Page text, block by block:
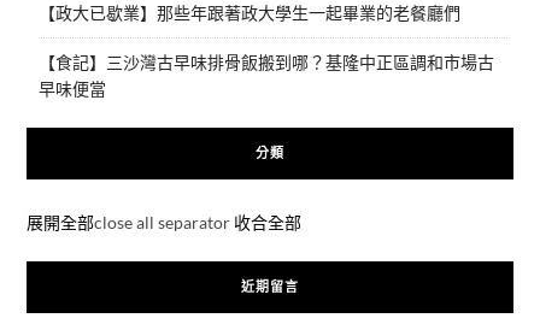
【政大已歇業】那些年跟著政大學生一起畢業的老餐廳們
【食記】三沙灣古早味排骨飯搬到哪？基隆中正區調和市場古
早味便當
分類
展開全部close all separator 收合全部
近期留言